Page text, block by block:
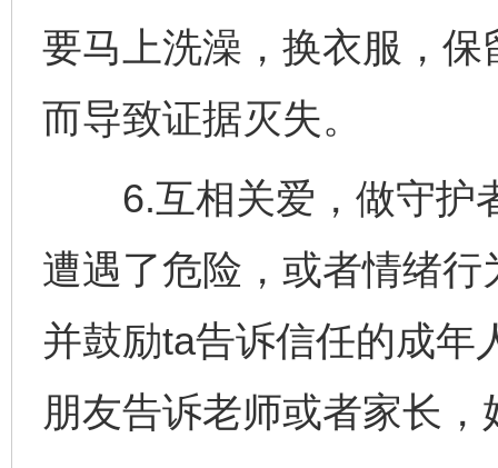
要马上洗澡，换衣服，
而导致证据灭失。
6.互相关爱，做守护
遭遇了危险，或者情绪
并鼓励ta告诉信任的成年
朋友告诉老师或者家长